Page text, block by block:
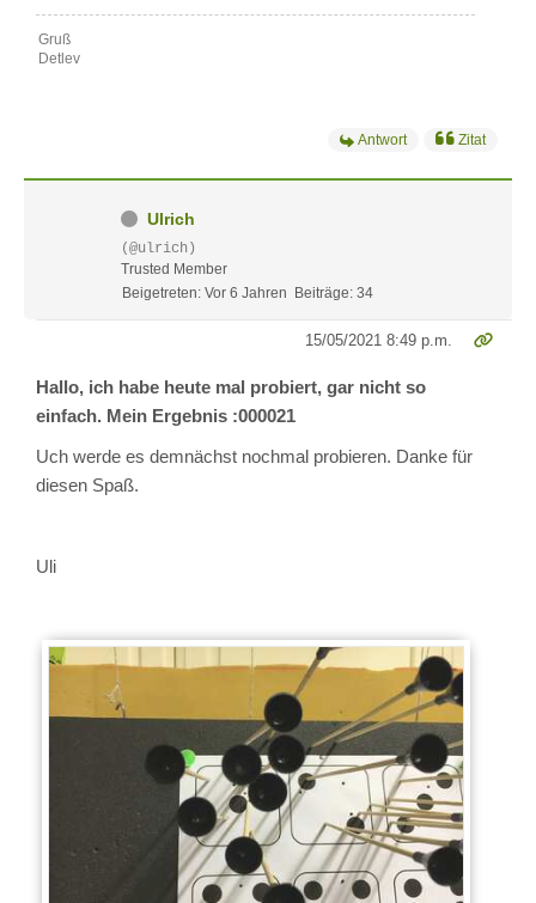
Gruß
Detlev
Antwort Zitat
Ulrich
(@ulrich)
Trusted Member
Beigetreten: Vor 6 Jahren
Beiträge: 34
15/05/2021 8:49 p.m.
Hallo, ich habe heute mal probiert, gar nicht so
einfach. Mein Ergebnis :000021
Uch werde es demnächst nochmal probieren. Danke für
diesen Spaß.
Uli